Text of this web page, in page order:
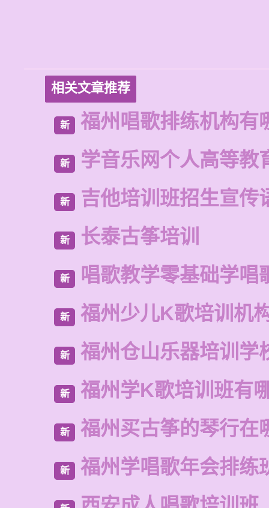
相关文章推荐
新 福州唱歌排练机构有
新 学音乐网个人高等教
新 吉他培训班招生宣传
新 长泰古筝培训
新 唱歌教学零基础学唱
新 福州少儿K歌培训机
新 福州仓山乐器培训学
新 福州学K歌培训班有
新 福州买古筝的琴行在
新 福州学唱歌年会排练